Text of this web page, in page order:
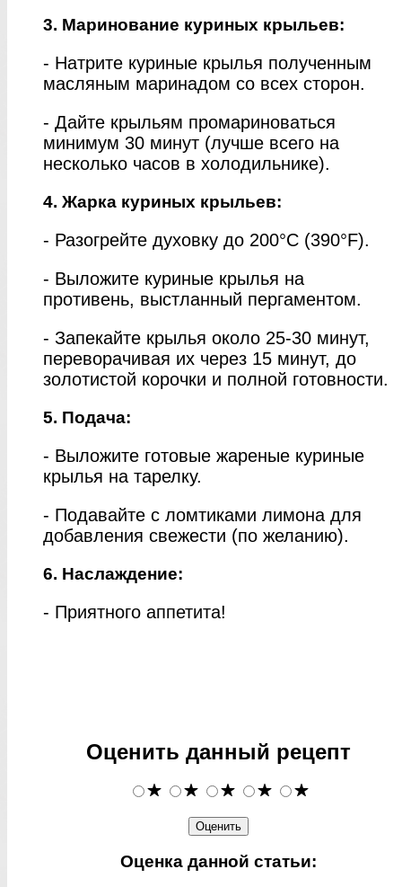
3. Маринование куриных крыльев:
- Натрите куриные крылья полученным
масляным маринадом со всех сторон.
- Дайте крыльям промариноваться
минимум 30 минут (лучше всего на
несколько часов в холодильнике).
4. Жарка куриных крыльев:
- Разогрейте духовку до 200°C (390°F).
- Выложите куриные крылья на
противень, выстланный пергаментом.
- Запекайте крылья около 25-30 минут,
переворачивая их через 15 минут, до
золотистой корочки и полной готовности.
5. Подача:
- Выложите готовые жареные куриные
крылья на тарелку.
- Подавайте с ломтиками лимона для
добавления свежести (по желанию).
6. Наслаждение:
- Приятного аппетита!
Оценить данный рецепт
Оценка данной статьи: